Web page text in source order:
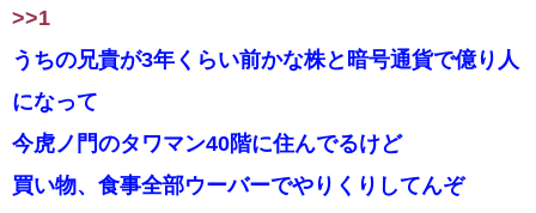
>>1
うちの兄貴が3年くらい前かな株と暗号通貨で億り人
になって
今虎ノ門のタワマン40階に住んでるけど
買い物、食事全部ウーバーでやりくりしてんぞ